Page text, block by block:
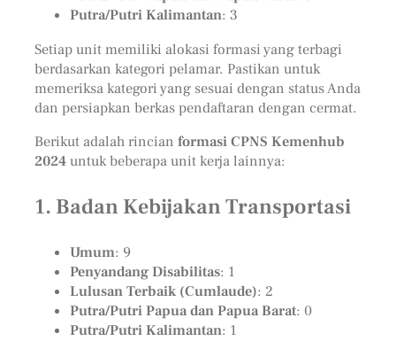
Putra/Putri Kalimantan: 3
Setiap unit memiliki alokasi formasi yang terbagi
berdasarkan kategori pelamar. Pastikan untuk
memeriksa kategori yang sesuai dengan status Anda
dan persiapkan berkas pendaftaran dengan cermat.
Berikut adalah rincian formasi CPNS Kemenhub
2024untuk beberapa unit kerja lainnya:
1. Badan Kebijakan Transportasi
Umum: 9
Penyandang Disabilitas: 1
Lulusan Terbaik (Cumlaude): 2
Putra/Putri Papua dan Papua Barat: 0
Putra/Putri Kalimantan: 1